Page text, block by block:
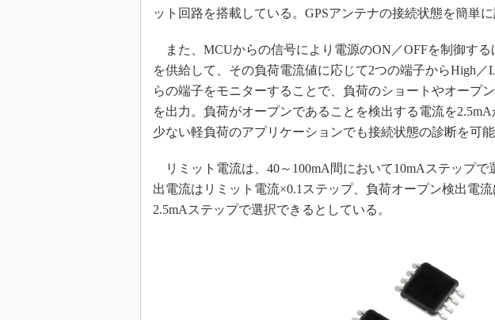
めざせ高効率！ モーター駆動入門講
Bluetooth mesh入門
「SPICEの仕組みとその活用設計」
最新記事一覧
計測器メーカーから見た5G
USB Type-Cの登場で評価試験はど
IoT時代の無線規格を知る【Thread
編】
IoT時代の無線規格を知る【Z-Wave
ット回路を搭載している。GPSアンテナの接続状態を簡単に
また、MCUからの信号により電源のON／OFFを制御す
を供給して、その負荷電流値に応じて2つの端子からHigh
らの端子をモニターすることで、負荷のショートやオープ
を出力。負荷がオープンであることを検出する電流を
少ない軽負荷のアプリケーションでも接続状態の診断を可能
リミット電流は、40～100mA間において10mAステップで
出電流はリミット電流×0.1ステップ、負荷オープン検出電流
2.5mAステップで選択できるとしている。